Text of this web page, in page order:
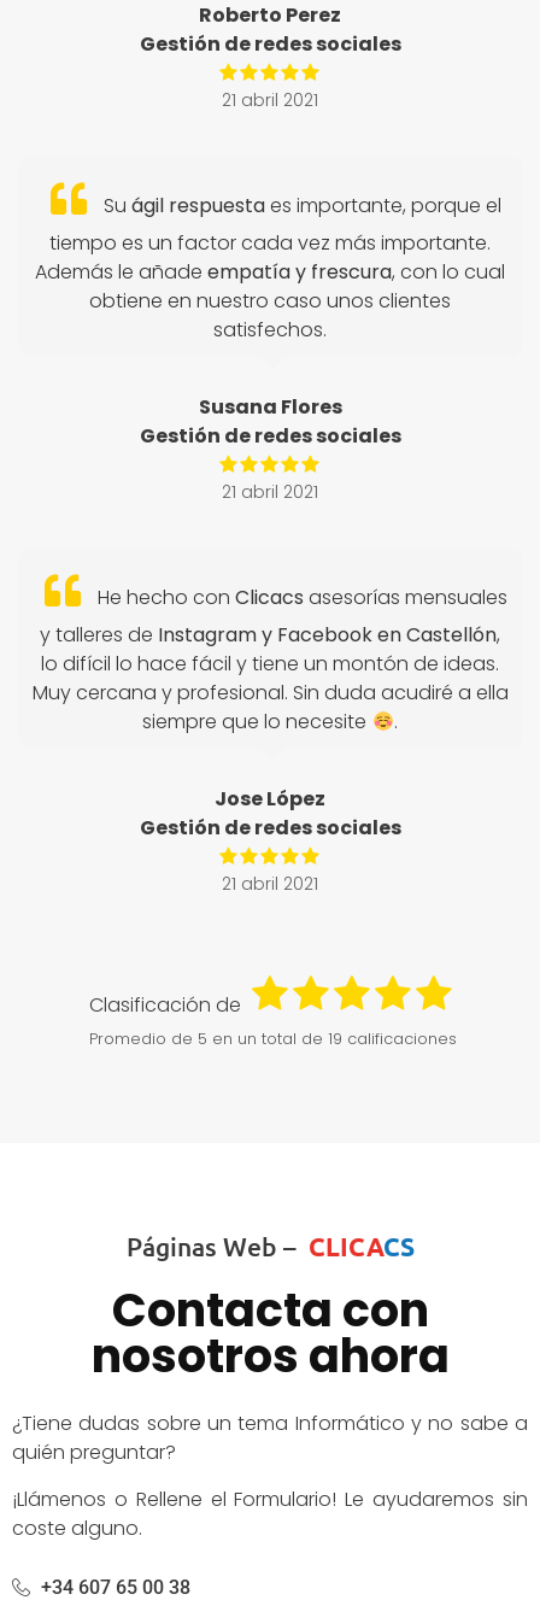
Roberto Perez
Gestión de redes sociales
21 abril 2021
Su ágil respuestaes importante, porque el
tiempo es un factor cada vez más importante.
Además le añade empatía y frescura, con lo cual
obtiene en nuestro caso unos clientes
satisfechos.
Susana Flores
Gestión de redes sociales
21 abril 2021
He hecho con Clicacs asesorías mensuales
y talleres de Instagram y Facebook en Castellón,
lo difícil lo hace fácil y tiene un montón de ideas.
Muy cercana y profesional. Sin duda acudiré a ella
siempre que lo necesite
.
Jose López
Gestión de redes sociales
21 abril 2021
Clasificación de
Promedio de 5 en un total de 19 calificaciones
Páginas Web – CLICACS
Contacta con
nosotros ahora
¿Tiene dudas sobre un tema Informático y no sabe a
quién preguntar?
¡Llámenos o Rellene el Formulario! Le ayudaremos sin
coste alguno.
+34 607 65 00 38